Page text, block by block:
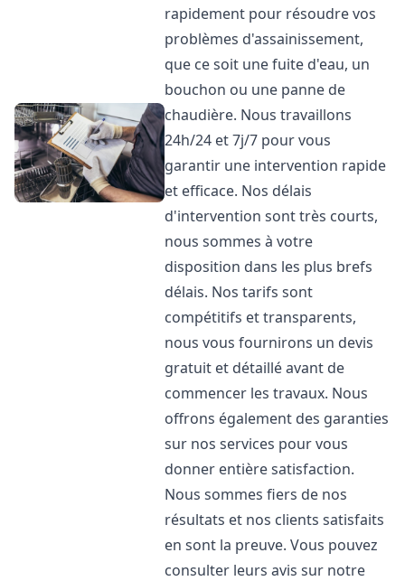
rapidement pour résoudre vos
problèmes d'assainissement,
que ce soit une fuite d'eau, un
bouchon ou une panne de
chaudière. Nous travaillons
24h/24 et 7j/7 pour vous
garantir une intervention rapide
et efficace. Nos délais
d'intervention sont très courts,
nous sommes à votre
disposition dans les plus brefs
délais. Nos tarifs sont
compétitifs et transparents,
nous vous fournirons un devis
gratuit et détaillé avant de
commencer les travaux. Nous
offrons également des garanties
sur nos services pour vous
donner entière satisfaction.
Nous sommes fiers de nos
résultats et nos clients satisfaits
en sont la preuve. Vous pouvez
consulter leurs avis sur notre